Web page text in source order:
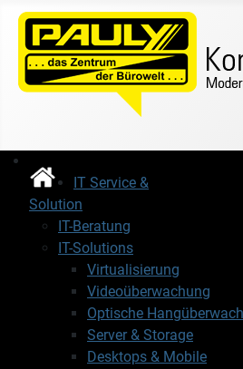
IT Service &
Solution
IT-Beratung
IT-Solutions
Virtualisierung
Videoüberwachung
Optische
Server & Storage
Desktops & Mobile